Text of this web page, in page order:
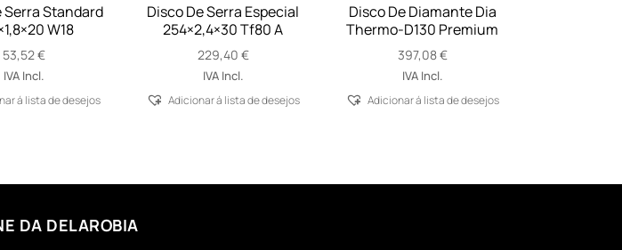
Serra Standard
W18
53,52€
IVA Incl.
á lista de desejos
Disco De Serra Especial
254×2,4×30 Tf80 A
229,40 €
IVA Incl.
Adicionar á lista de desejos
Disco De Diamante Dia
Thermo-D130 Premium
397,08€
IVA Incl.
Adicionar á lista de desejos
DA DELAROBIA